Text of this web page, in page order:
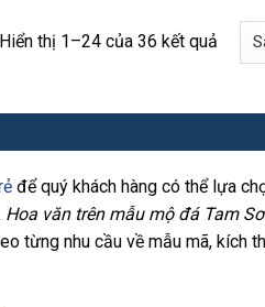
Hiển thị 1–24 của 36 kết quả
để quý khách hàng có thể lựa
Hoa văn trên mẫu mộ đá Tam
từng nhu cầu về mẫu mã, kích